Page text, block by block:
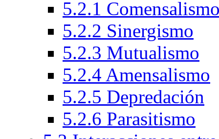
5.2.1
5.2.2 Sinergismo
5.2.3 Mutualismo
5.2.4 Amensalismo
5.2.5 Depredación
5.2.6 Parasitismo